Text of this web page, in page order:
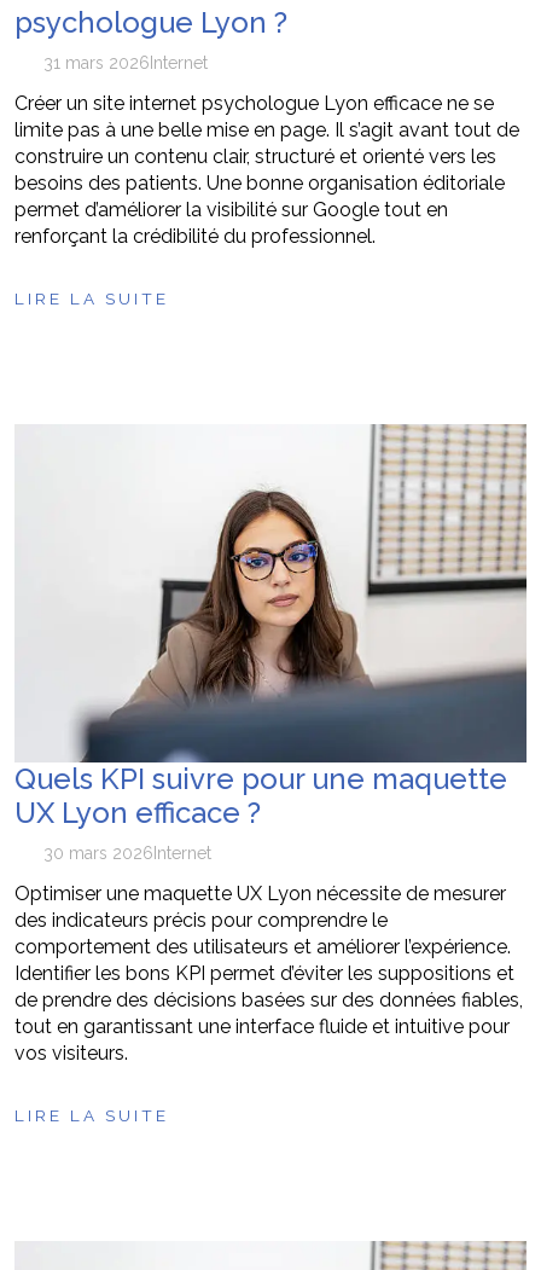
psychologue Lyon ?
31 mars 2026 Internet
Créer un site internet psychologue Lyon efficace ne se
limite pas à une belle mise en page. Il s’agit avant tout de
construire un contenu clair, structuré et orienté vers les
besoins des patients. Une bonne organisation éditoriale
permet d’améliorer la visibilité sur Google tout en
renforçant la crédibilité du professionnel.
LIRE LA SUITE
Quels KPI suivre pour une maquette
UX Lyon efficace ?
30 mars 2026 Internet
Optimiser une maquette UX Lyon nécessite de mesurer
des indicateurs précis pour comprendre le
comportement des utilisateurs et améliorer l’expérience.
Identifier les bons KPI permet d’éviter les suppositions et
de prendre des décisions basées sur des données fiables,
tout en garantissant une interface fluide et intuitive pour
vos visiteurs.
LIRE LA SUITE